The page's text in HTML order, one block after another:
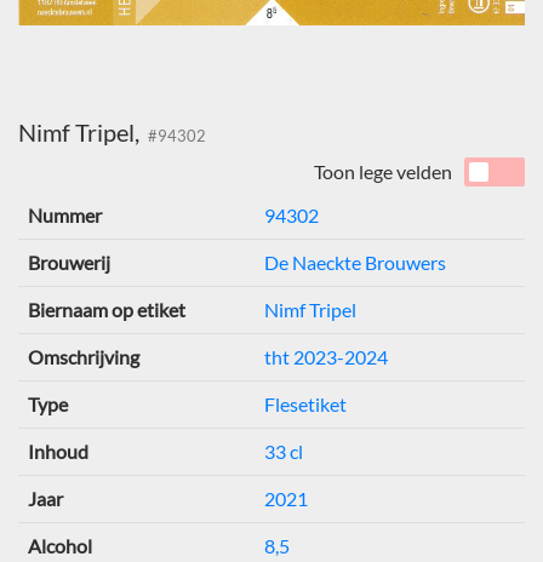
Nimf Tripel, #94302
Toon lege velden
Nummer
94302
Brouwerij De Naeckte Brouwers
Biernaam op etiket Nimf Tripel
Omschrijving tht 2023-2024
Type Flesetiket
Inhoud 33 cl
Jaar 2021
Alcohol 8,5